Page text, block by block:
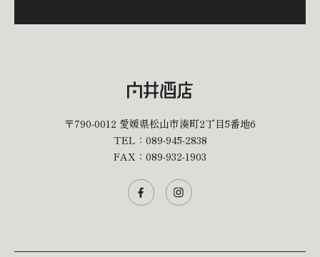
〒790-0012 愛媛県松山市湊町2丁目5番地6
TEL： 089-945-2838
FAX：089-932-1903